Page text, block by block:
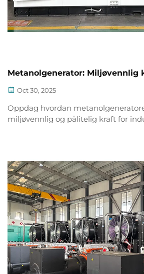
Metanolgenerator: Miljøvennlig
Oct 30, 2025
Oppdag hvordan
miljøvennlig og pålitelig kraft for